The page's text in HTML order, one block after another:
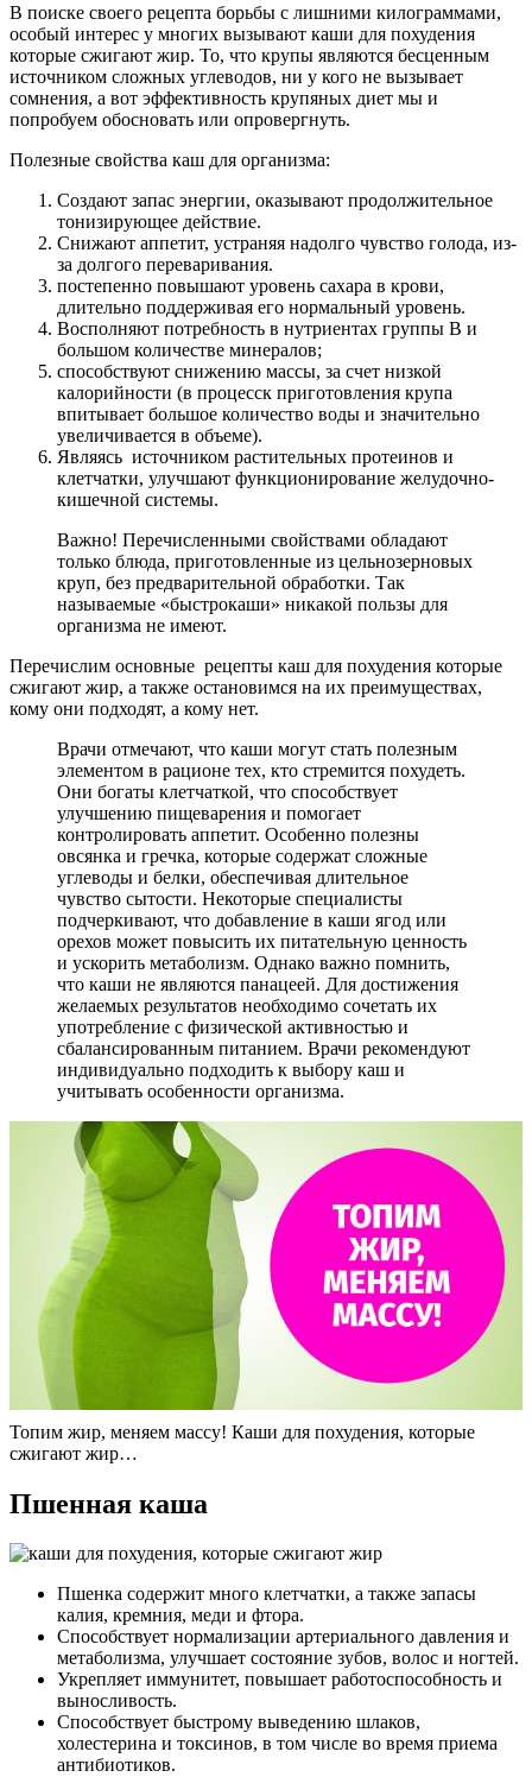
В поиске своего рецепта борьбы с лишними килограммами,
особый интерес у многих вызывают каши для похудения
которые сжигают жир. То, что крупы являются бесценным
источником сложных углеводов, ни у кого не вызывает
сомнения, а вот эффективность крупяных диет мы и
попробуем обосновать или опровергнуть.
Полезные свойства каш для организма:
Создают запас энергии, оказывают продолжительное
тонизирующее действие.
Снижают аппетит, устраняя надолго чувство голода, из-
за долгого переваривания.
постепенно повышают уровень сахара в крови,
длительно поддерживая его нормальный уровень.
Восполняют потребность в нутриентах группы B и
большом количестве минералов;
способствуют снижению массы, за счет низкой
калорийности (в процесск приготовления крупа
впитывает большое количество воды и значительно
увеличивается в объеме).
Являясь источником растительных протеинов и
клетчатки, улучшают функционирование желудочно-
кишечной системы.
Важно! Перечисленными свойствами обладают
только блюда, приготовленные из цельнозерновых
круп, без предварительной обработки. Так
называемые «быстрокаши» никакой пользы для
организма не имеют.
Перечислим основные рецепты каш для похудения которые
сжигают жир, а также остановимся на их преимуществах,
кому они подходят, а кому нет.
Врачи отмечают, что каши могут стать полезным
элементом в рационе тех, кто стремится похудеть.
Они богаты клетчаткой, что способствует
улучшению пищеварения и помогает
контролировать аппетит. Особенно полезны
овсянка и гречка, которые содержат сложные
углеводы и белки, обеспечивая длительное
чувство сытости. Некоторые специалисты
подчеркивают, что добавление в каши ягод или
орехов может повысить их питательную ценность
и ускорить метаболизм. Однако важно помнить,
что каши не являются панацеей. Для достижения
желаемых результатов необходимо сочетать их
употребление с физической активностью и
сбалансированным питанием. Врачи рекомендуют
индивидуально подходить к выбору каш и
учитывать особенности организма.
Топим жир, меняем массу! Каши для похудения, которые
сжигают жир…
Пшенная каша
Пшенка содержит много клетчатки, а также запасы
калия, кремния, меди и фтора.
Способствует нормализации артериального давления и
метаболизма, улучшает состояние зубов, волос и ногтей.
Укрепляет иммунитет, повышает работоспособность и
выносливость.
Способствует быстрому выведению шлаков,
холестерина и токсинов, в том числе во время приема
антибиотиков.